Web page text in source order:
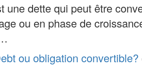
dette qui peut être
ou en phase de
ou obligation convertible?